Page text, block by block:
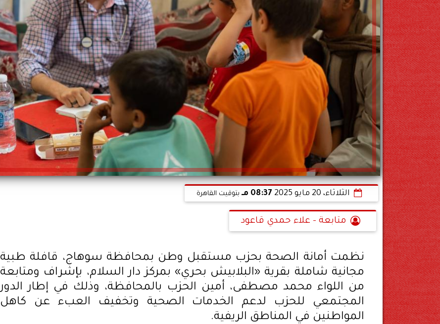
الثلاثاء، 20 مايو 2025 08:37 مـ بتوقيت القاهرة
متابعة - علاء حمدي قاعود
نظمت أمانة الصحة بحزب مستقبل وطن بمحافظة سوهاج، قافلة طبية
مجانية شاملة بقرية «البلابيش بحري» بمركز دار السلام، بإشراف ومتابعة
من اللواء محمد مصطفى، أمين الحزب بالمحافظة، وذلك في إطار الدور
المجتمعي للحزب لدعم الخدمات الصحية وتخفيف العبء عن كاهل
المواطنين في المناطق الريفية.